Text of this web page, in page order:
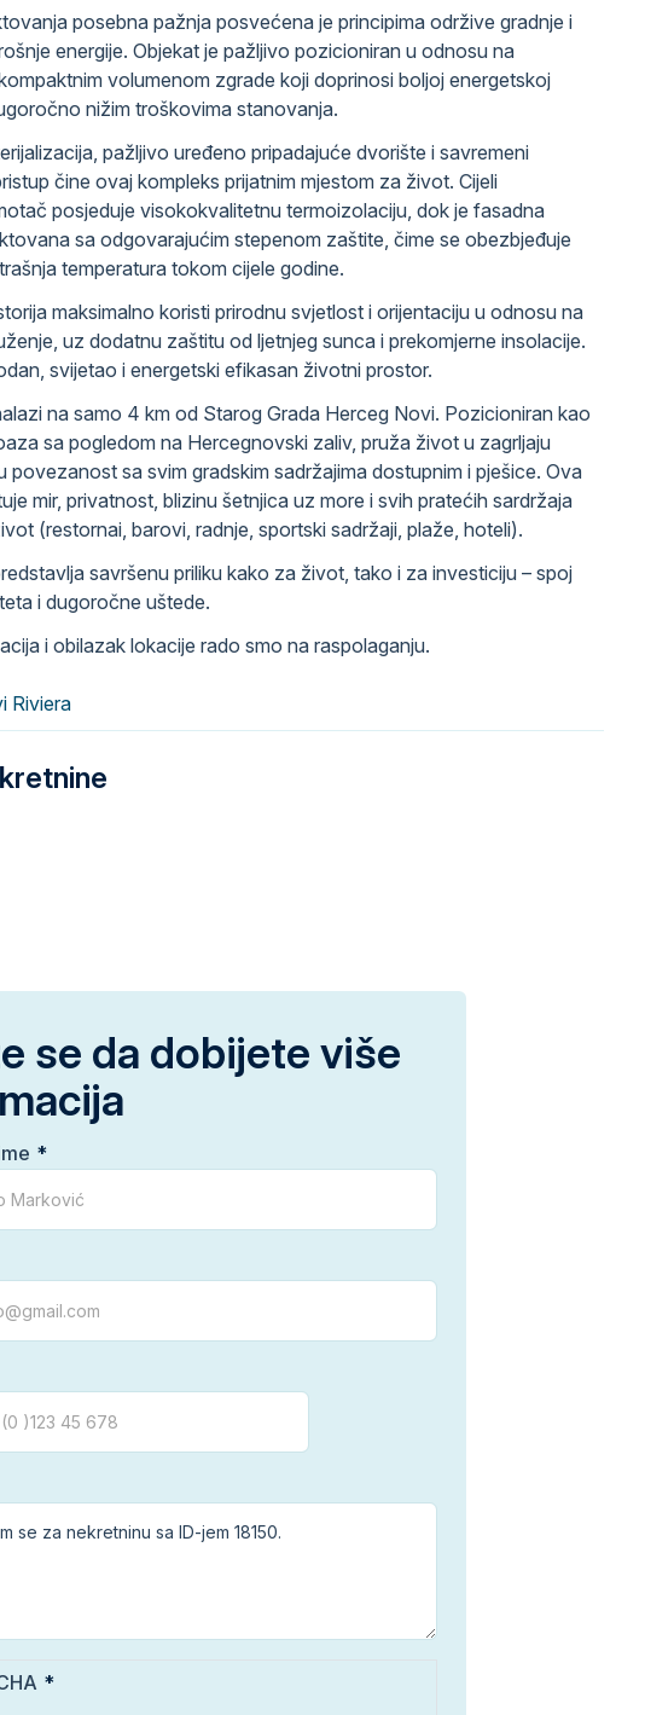
posebna pažnja posvećena je principima održive gradnje i
energije. Objekat je pažljivo pozicioniran u odnosu na
volumenom zgrade koji doprinosi boljoj energetskoj
nižim troškovima stanovanja.
pažljivo uređeno pripadajuće dvorište i savremeni
čine ovaj kompleks prijatnim mjestom za život. Cijeli
posjeduje visokokvalitetnu termoizolaciju, dok je fasadna
sa odgovarajućim stepenom zaštite, čime se obezbjeđuje
temperatura tokom cijele godine.
maksimalno koristi prirodnu svjetlost i orijentaciju u odnosu na
uz dodatnu zaštitu od ljetnjeg sunca i prekomjerne insolacije.
svijetao i energetski efikasan životni prostor.
na samo 4 km od Starog Grada Herceg Novi. Pozicioniran kao
sa pogledom na Hercegnovski zaliv, pruža život u zagrljaju
povezanost sa svim gradskim sadržajima dostupnim i pješice. Ova
mir, privatnost, blizinu šetnjica uz more i svih pratećih sardržaja
(restornai, barovi, radnje, sportski sadržaji, plaže, hoteli).
savršenu priliku kako za život, tako i za investiciju – spoj
i dugoročne uštede.
i obilazak lokacije rado smo na raspolaganju.
Riviera
se da dobijete više